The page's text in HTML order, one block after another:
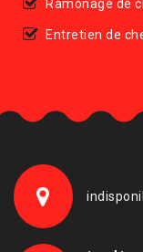
Ramonage de
Entretien de